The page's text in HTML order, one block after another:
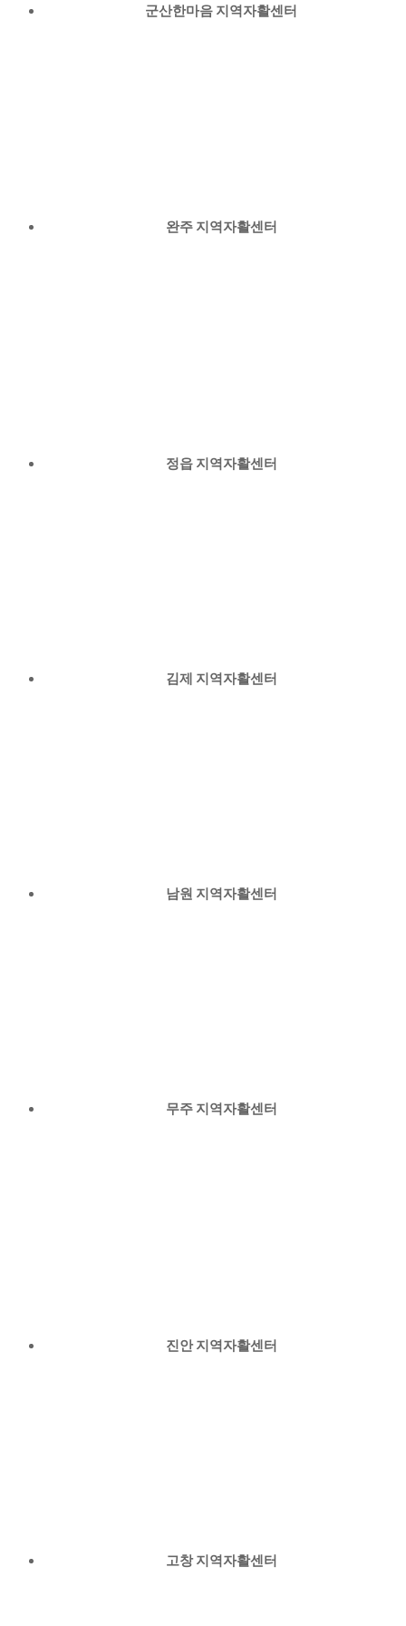
군산한마음 지역자활센터
완주 지역자활센터
정읍 지역자활센터
김제 지역자활센터
남원 지역자활센터
무주 지역자활센터
진안 지역자활센터
고창 지역자활센터